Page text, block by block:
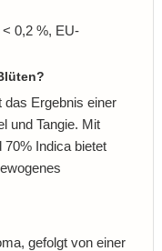
0,2 %, EU-
das Ergebnis einer
und Tangie. Mit
70% Indica bietet
gefolgt von einer